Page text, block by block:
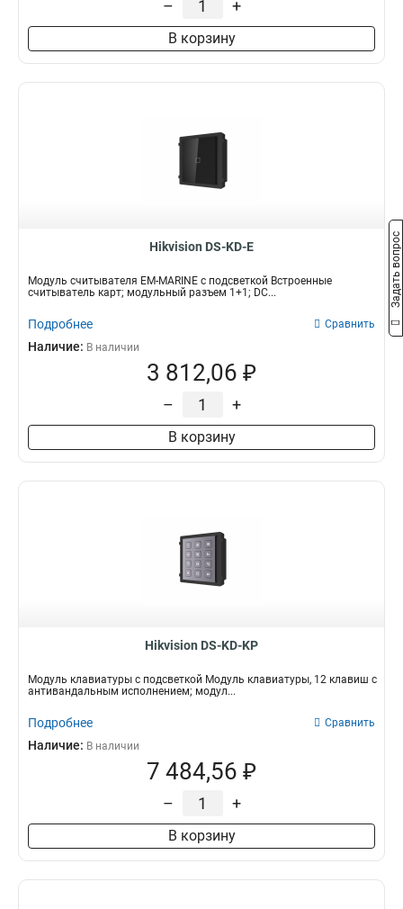
– +
В корзину
Hikvision DS-KD-E
Модуль считывателя EM-MARINE с подсветкой Встроенные
считыватель карт; модульный разъем 1+1; DC...
Подробнее Сравнить
Наличие: В наличии
3 812,06 ₽
– +
В корзину
Hikvision DS-KD-KP
Модуль клавиатуры с подсветкой Модуль клавиатуры, 12 клавиш с
антивандальным исполнением; модул...
Подробнее Сравнить
Наличие: В наличии
7 484,56 ₽
– +
В корзину
Задать вопрос